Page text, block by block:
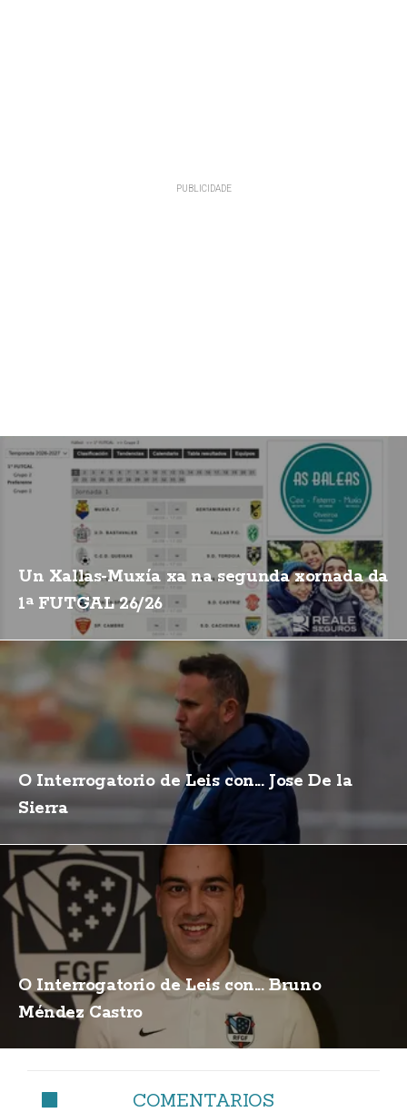
Un Xallas-Muxía xa na segunda xornada da
1ª FUTGAL 26/26
O Interrogatorio de Leis con... Jose De la
Sierra
O Interrogatorio de Leis con... Bruno
Méndez Castro
COMENTARIOS